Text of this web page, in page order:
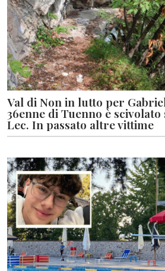
Val di Non in lutto per
36enne di Tuenno è
Lec. In passato altre vittime